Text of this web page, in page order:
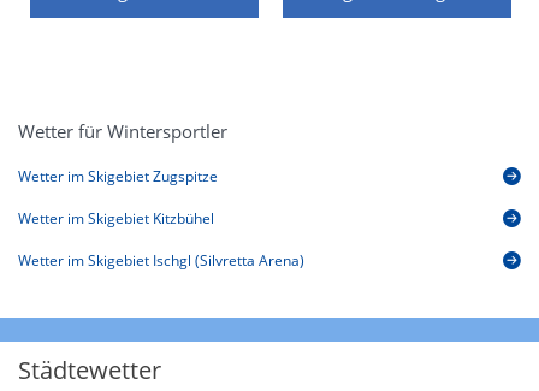
Wetter für Wintersportler
Wetter im Skigebiet Zugspitze
Wetter im Skigebiet Kitzbühel
Wetter im Skigebiet Ischgl (Silvretta Arena)
Städtewetter